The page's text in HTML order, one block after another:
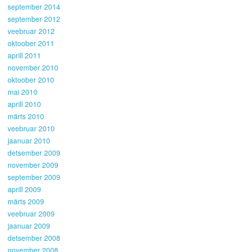
september 2014
september 2012
veebruar 2012
oktoober 2011
aprill 2011
november 2010
oktoober 2010
mai 2010
aprill 2010
märts 2010
veebruar 2010
jaanuar 2010
detsember 2009
november 2009
september 2009
aprill 2009
märts 2009
veebruar 2009
jaanuar 2009
detsember 2008
november 2008